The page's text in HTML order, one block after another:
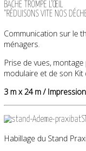
BÂCHE TROMPE L’ŒIL
“RÉDUISONS VITE NOS
Communication sur le
ménagers.
Prise de vues,
modulaire et de son Kit
3 m x 24 m /
Habillage du Stand